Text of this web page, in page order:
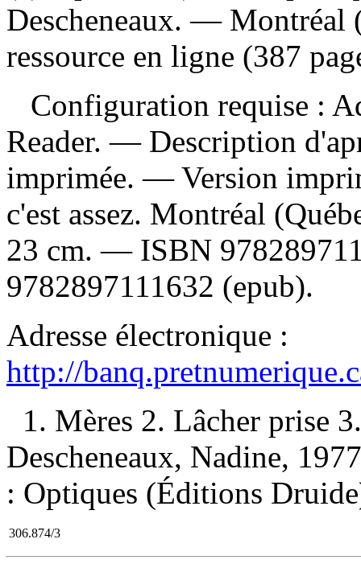
Descheneaux. —
ressource en ligne (387
Configuration requise :
Reader. — Description
imprimée. —Version
c'est assez. Montréal
23 cm. — ISBN
9782897111632 (epub).
Adresse électronique :
http://
1. Mères 2. Lâcher prise
Descheneaux, Nadine,
: Optiques (Éditions
306.874/3